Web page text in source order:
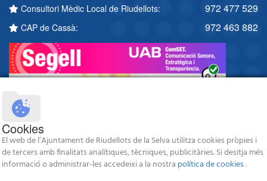
Consultori Mèdic Local de Riudellots: 972 477 529
CAP de Cassà: 972 463 882
Cookies
El web de l’Ajuntament de Riudellots de la Selva utilitza cookies pròpies i
de tercers amb finalitats analítiques, tècniques, publicitàries. Si desitja més
informació o administrar-les accedeixi a la nostra política de cookies.